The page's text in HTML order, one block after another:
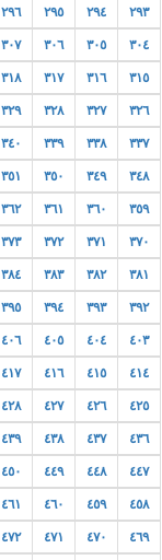
٢٩٣ ٢٩٤ ٢٩٥ ٢٩٦
٣٠٤ ٣٠٥ ٣٠٦ ٣٠٧
٣١٥ ٣١٦ ٣١٧ ٣١٨
٣٢٦ ٣٢٧ ٣٢٨ ٣٢٩
٣٣٧ ٣٣٨ ٣٣٩ ٣٤٠
٣٤٨ ٣٤٩ ٣٥٠ ٣٥١
٣٥٩ ٣٦٠ ٣٦١ ٣٦٢
٣٧٠ ٣٧١ ٣٧٢ ٣٧٣
٣٨١ ٣٨٢ ٣٨٣ ٣٨٤
٣٩٢ ٣٩٣ ٣٩٤ ٣٩٥
٤٠٣ ٤٠٤ ٤٠٥ ٤٠٦
٤١٤ ٤١٥ ٤١٦ ٤١٧
٤٢٥ ٤٢٦ ٤٢٧ ٤٢٨
٤٣٦ ٤٣٧ ٤٣٨ ٤٣٩
٤٤٧ ٤٤٨ ٤٤٩ ٤٥٠
٤٥٨ ٤٥٩ ٤٦٠ ٤٦١
٤٦٩ ٤٧٠ ٤٧١ ٤٧٢